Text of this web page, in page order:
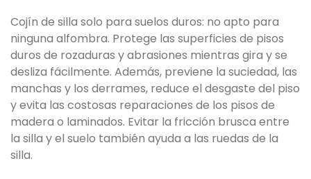
Cojín de silla solo para suelos duros: no apto para
ninguna alfombra. Protege las superficies de pisos
duros de rozaduras y abrasiones mientras gira y se
desliza fácilmente. Además, previene la suciedad, las
manchas y los derrames, reduce el desgaste del piso
y evita las costosas reparaciones de los pisos de
madera o laminados. Evitar la fricción brusca entre
la silla y el suelo también ayuda a las ruedas de la
silla.